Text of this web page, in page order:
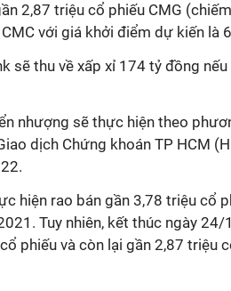
2,87 triệu cổ phiếu CMG
với giá khởi điểm dự kiến là
sẽ thu về xấp xỉ 174 tỷ đồng
nhượng sẽ thực hiện theo
dịch Chứng khoán TP HCM
hiện rao bán gần 3,78 triệu cổ
Tuy nhiên, kết thúc ngày 24/
phiếu và còn lại gần 2,87 triệu